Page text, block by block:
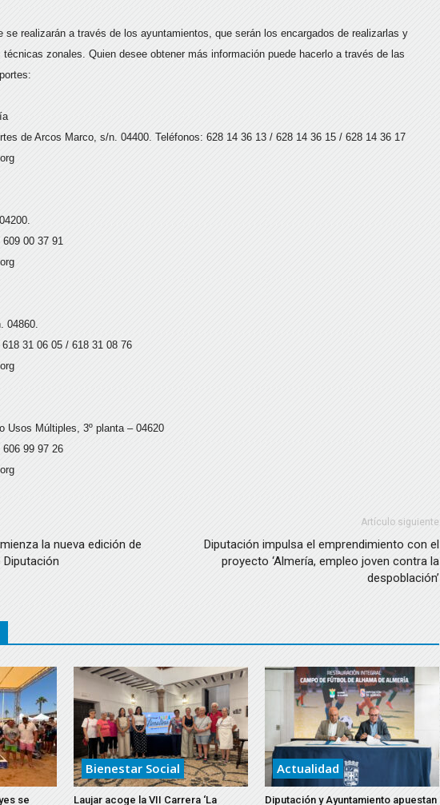
se realizarán a través de los ayuntamientos, que serán los encargados de realizarlas y
zonales. Quien desee obtener más información puede hacerlo a través de las
de Arcos Marco, s/n. 04400. Teléfonos: 628 14 36 13 / 628 14 36 15 / 628 14 36 17
00 37 91
04860.
31 06 05 / 618 31 08 76
Usos Múltiples, 3º planta – 04620
99 97 26
la nueva edición de
Diputación
Artículo siguiente
Diputación impulsa el emprendimiento con el
proyecto ‘Almería, empleo joven contra la
despoblación’
se
Bienestar Social
Laujar acoge la VII Carrera ‘La
Actualidad
Diputación y Ayuntamiento apuestan